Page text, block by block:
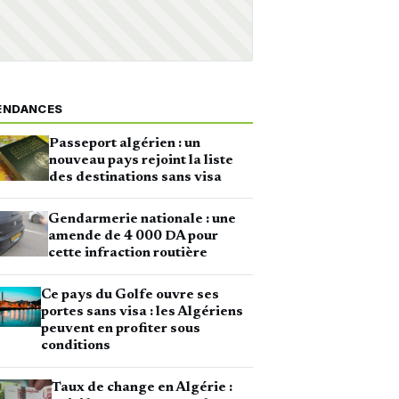
Passeport algérien : un
nouveau pays rejoint la liste
des destinations sans visa
Gendarmerie nationale : une
amende de 4 000 DA pour
cette infraction routière
Ce pays du Golfe ouvre ses
portes sans visa : les Algériens
peuvent en profiter sous
conditions
Taux de change en Algérie :